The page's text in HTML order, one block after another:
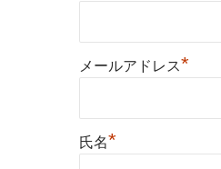
メールアドレス*
氏名*